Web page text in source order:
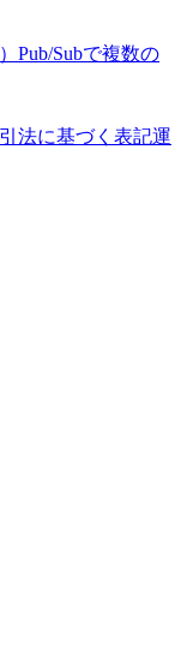
Pub/Subで複数の
法に基づく表記運